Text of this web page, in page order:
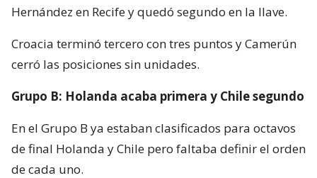
Hernández en Recife y quedó segundo en la llave.
Croacia terminó tercero con tres puntos y Camerún
cerró las posiciones sin unidades.
Grupo B: Holanda acaba primera y Chile segundo
En el Grupo B ya estaban clasificados para octavos
de final Holanda y Chile pero faltaba definir el orden
de cada uno.